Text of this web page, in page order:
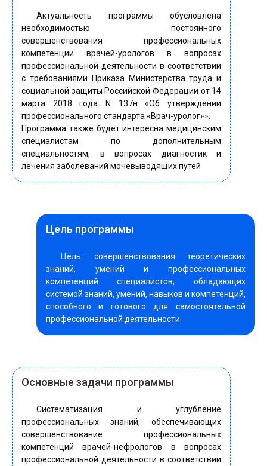
Актуальность программы обусловлена
необходимостью постоянного
совершенствования профессиональных
компетенции врачей-урологов в вопросах
профессиональной деятельности в соответствии
с требованиями Приказа Министерства труда и
социальной защиты Российской Федерации от 14
марта 2018 года N 137н «Об утверждении
профессионального стандарта «Врач-уролог»».
Программа также будет интересна медицинским
специалистам по дополнительным
специальностям, в вопросах диагностик и
лечения заболеваний мочевыводящих путей
Цель программы
Цель: совершенствования теоретических
знаний, умений и профессиональных
компетенций специалистов, обладающих
системой знаний, умений, навыков и компетенций,
способного и готового для самостоятельной
профессиональной деятельности
Основные задачи программы
Систематизация и углубление
профессиональных знаний, обеспечивающих
совершенствование профессиональных
компетенций врачей-нефрологов в вопросах
профессиональной деятельности в соответствии